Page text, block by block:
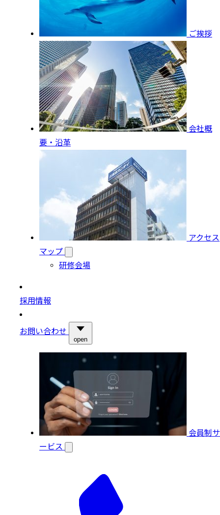
ご挨拶
会社概
要・沿革
アクセス
マップ
研修会場
採用情報
お問い合わせ
open
会員制サ
ービス